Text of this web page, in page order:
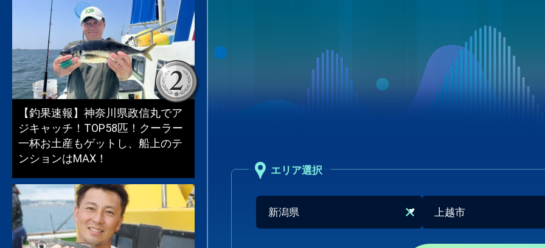
エリア選択
【釣果速報】神奈川県政信丸でア
ジキャッチ！TOP58匹！クーラー
一杯お土産もゲットし、船上のテ
ンションはMAX！